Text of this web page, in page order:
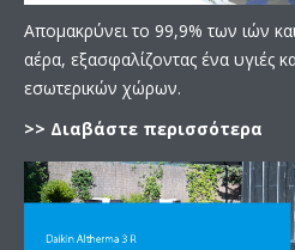
Απομακρύνει το 99,9% των ιών
αέρα, εξασφαλίζοντας ένα υγιές
εσωτερικών χώρων.
>> Διαβάστε περισσότερα